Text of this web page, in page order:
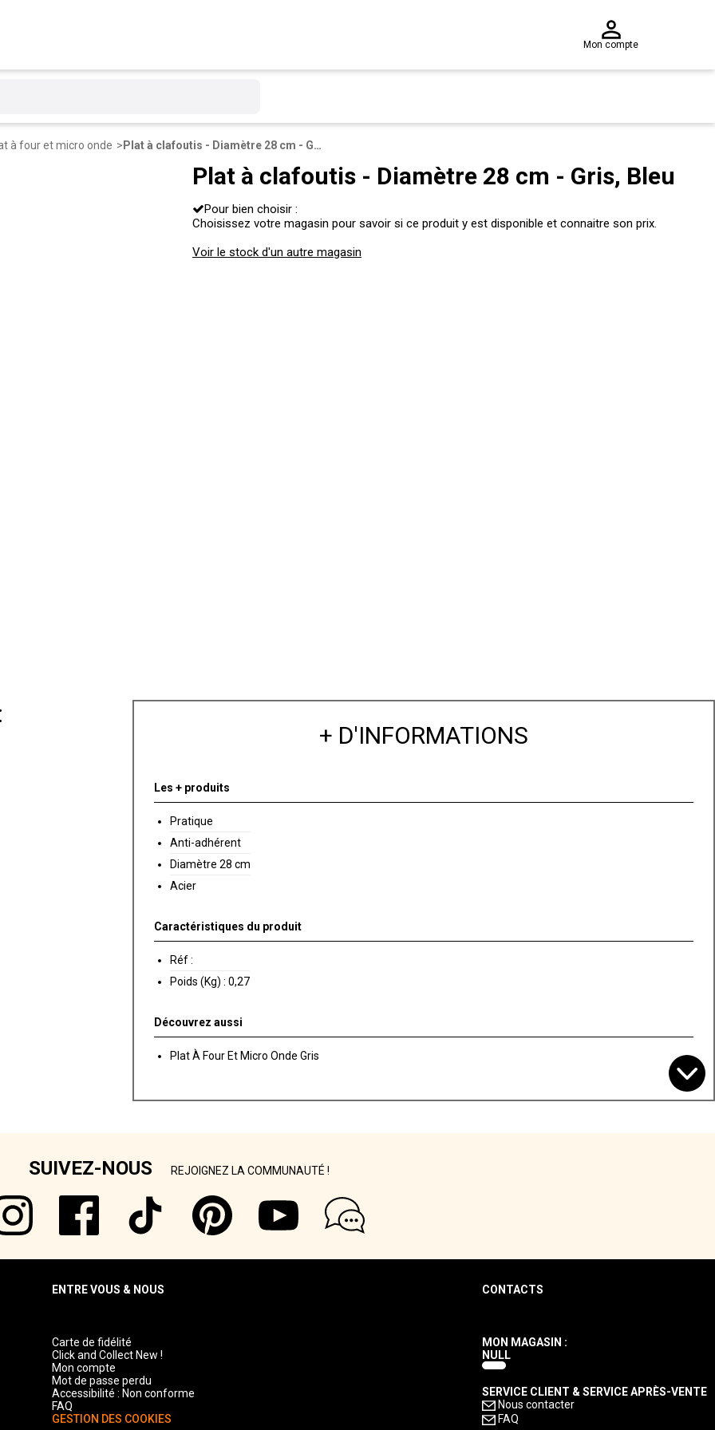
Mon compte
à four et micro onde Plat à clafoutis - Diamètre 28 cm - Gris, Bleu
Plat à clafoutis - Diamètre 28 cm - Gris, Bleu
Pour bien choisir :
Choisissez votre magasin pour savoir si ce produit y est disponible et connaitre son prix.
Voir le stock d'un autre magasin
+ D'INFORMATIONS
Les + produits
Pratique
Anti-adhérent
Diamètre 28 cm
Acier
Caractéristiques du produit
Réf :
Poids (Kg) : 0,27
Découvrez aussi
Plat À Four Et Micro Onde Gris
SUIVEZ-NOUS REJOIGNEZ LA COMMUNAUTÉ !
ENTRE VOUS & NOUS
Carte de fidélité
Click and Collect New !
Mon compte
Mot de passe perdu
Accessibilité : Non conforme
FAQ
GESTION DES COOKIES
CONTACTS
MON MAGASIN :
NULL
SERVICE CLIENT & SERVICE APRÈS-VENTE
Nous contacter
FAQ